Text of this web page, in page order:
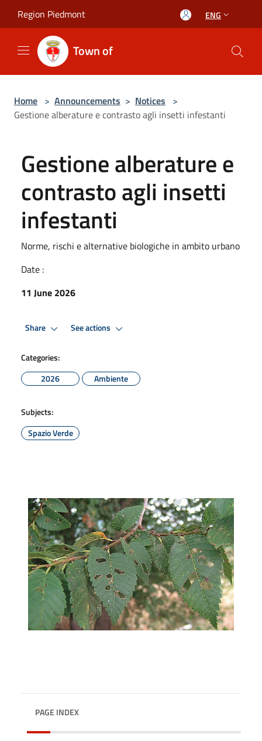
Region Piedmont ENG
Town of
Home > Announcements > Notices >
Gestione alberature e contrasto agli insetti infestanti
Gestione alberature e
contrasto agli insetti
infestanti
Norme, rischi e alternative biologiche in ambito urbano
Date :
11 June 2026
Share See actions
Categories:
2026
Ambiente
Subjects:
Spazio Verde
PAGE INDEX